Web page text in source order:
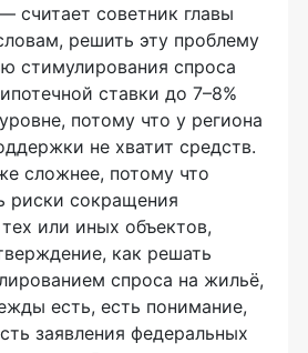
считает советник главы
решить эту проблему
стимулирования спроса
ставки до 7–8%
потому что у региона
не хватит средств.
сложнее, потому что
риски сокращения
или иных объектов,
как решать
спроса на жильё,
есть, есть понимание,
заявления федеральных